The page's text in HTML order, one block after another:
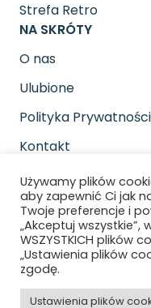
Strefa Retro
NA SKRÓTY
O nas
Ulubione
Polityka Prywatności
Kontakt
Copyright ©
Używamy plików
aby zapewnić Ci jak
Twoje preferencje i
„Akceptuj wszystkie”,
WSZYSTKICH plików
„Ustawienia plików
zgodę.
Ustawienia plików